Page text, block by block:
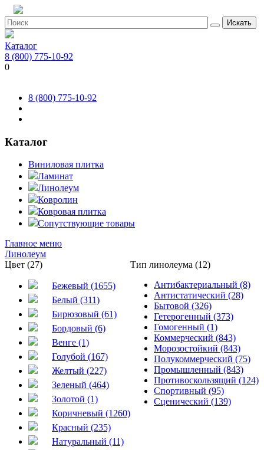
Искать
Каталог
8 (800) 775-10-92
0
8 (800) 775-10-92
Каталог
Виниловая плитка
Ламинат
Линолеум
Ковролин
Ковровая плитка
Сопутствующие товары
Главное меню
Линолеум
Цвет (27)
Бежевый (1655)
Белый (311)
Бирюзовый (61)
Бордовый (6)
Венге (1)
Голубой (167)
Желтый (227)
Зеленый (464)
Золотой (1)
Коричневый (1260)
Красный (235)
Натуральный (11)
Тип линолеума (12)
Антибактериальный (8)
Антистатический (28)
Бытовой (326)
Гетерогенный (373)
Гомогенный (1)
Коммерческий (843)
Морозостойкий (843)
Полукоммерческий (75)
Промышленный (843)
Противоскользящий (124)
Спортивный (95)
Сценический (139)